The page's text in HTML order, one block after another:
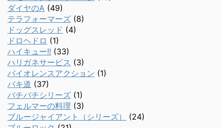
ダイヤのA (49)
テラフォーマーズ (8)
ドッグスレッド (4)
ドロヘドロ (1)
ハイキュー!! (33)
ハリガネサービス (3)
バイオレンスアクション (1)
バキ道 (37)
バチバチシリーズ (1)
フェルマーの料理 (3)
ブルージャイアント（シリーズ）
(24)